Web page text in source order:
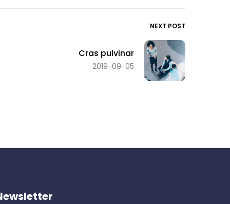
NEXT POST
Cras pulvinar
2019-09-05